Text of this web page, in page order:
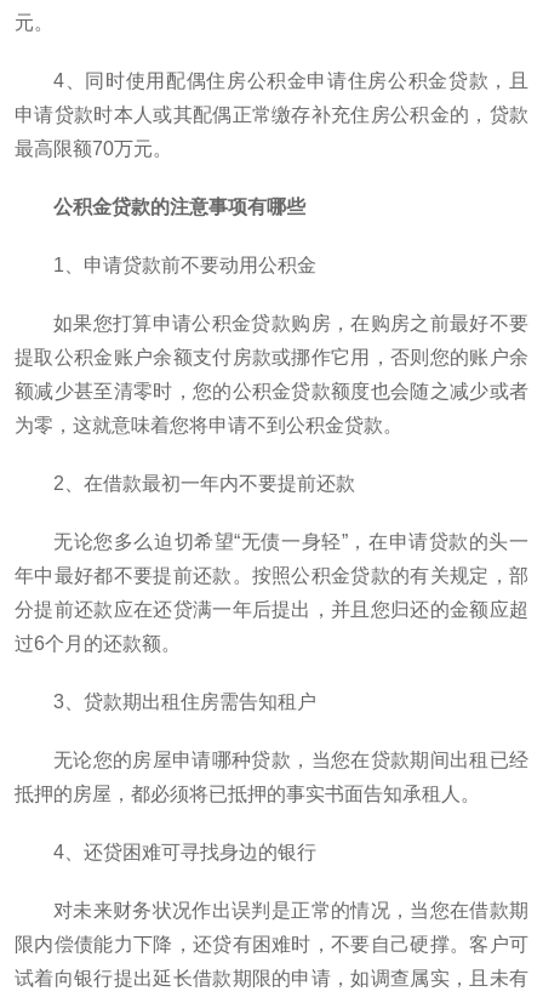
元。
4、同时使用配偶住房公积金申请住房公积金贷款，且
申请贷款时本人或其配偶正常缴存补充住房公积金的，贷款
最高限额70万元。
公积金贷款的注意事项有哪些
1、申请贷款前不要动用公积金
如果您打算申请公积金贷款购房，在购房之前最好不要
提取公积金账户余额支付房款或挪作它用，否则您的账户余
额减少甚至清零时，您的公积金贷款额度也会随之减少或者
为零，这就意味着您将申请不到公积金贷款。
2、在借款最初一年内不要提前还款
无论您多么迫切希望“无债一身轻”，在申请贷款的头一
年中最好都不要提前还款。按照公积金贷款的有关规定，部
分提前还款应在还贷满一年后提出，并且您归还的金额应超
过6个月的还款额。
3、贷款期出租住房需告知租户
无论您的房屋申请哪种贷款，当您在贷款期间出租已经
抵押的房屋，都必须将已抵押的事实书面告知承租人。
4、还贷困难可寻找身边的银行
对未来财务状况作出误判是正常的情况，当您在借款期
限内偿债能力下降，还贷有困难时，不要自己硬撑。客户可
试着向银行提出延长借款期限的申请，如调查属实，且未有